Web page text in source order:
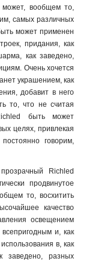
может, вообщем то,
самых различных
может применен
придания, как
как заведено,
Очень хочется
украшением, как
добавит в него
то, что не считая
быть может
целях, привлекая
говорим,
Richled
продвинутое
то, восхитить
качество
освещением
и, как
в, как
разных